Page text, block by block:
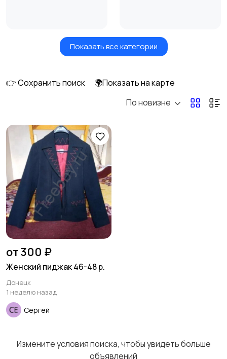
Будущим мамам Верхняя одежда
Домашняя одежда
Комбинезоны
Нижнее белье
Пиджаки и костюмы
Трикотаж Спортивная одежда
Показать все категории
👉 Сохранить поиск
🌍Показать на карте
По новизне
от 300 ₽
Женский пиджак 46-48 р.
Донецк
1 неделю назад
Сергей
Измените условия поиска, чтобы увидеть больше
объявлений